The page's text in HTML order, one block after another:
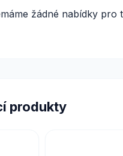
žádné nabídky pro
produkty